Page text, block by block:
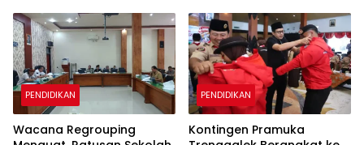
PENDIDIKAN
Wacana Regrouping
PENDIDIKAN
Kontingen Pramuka